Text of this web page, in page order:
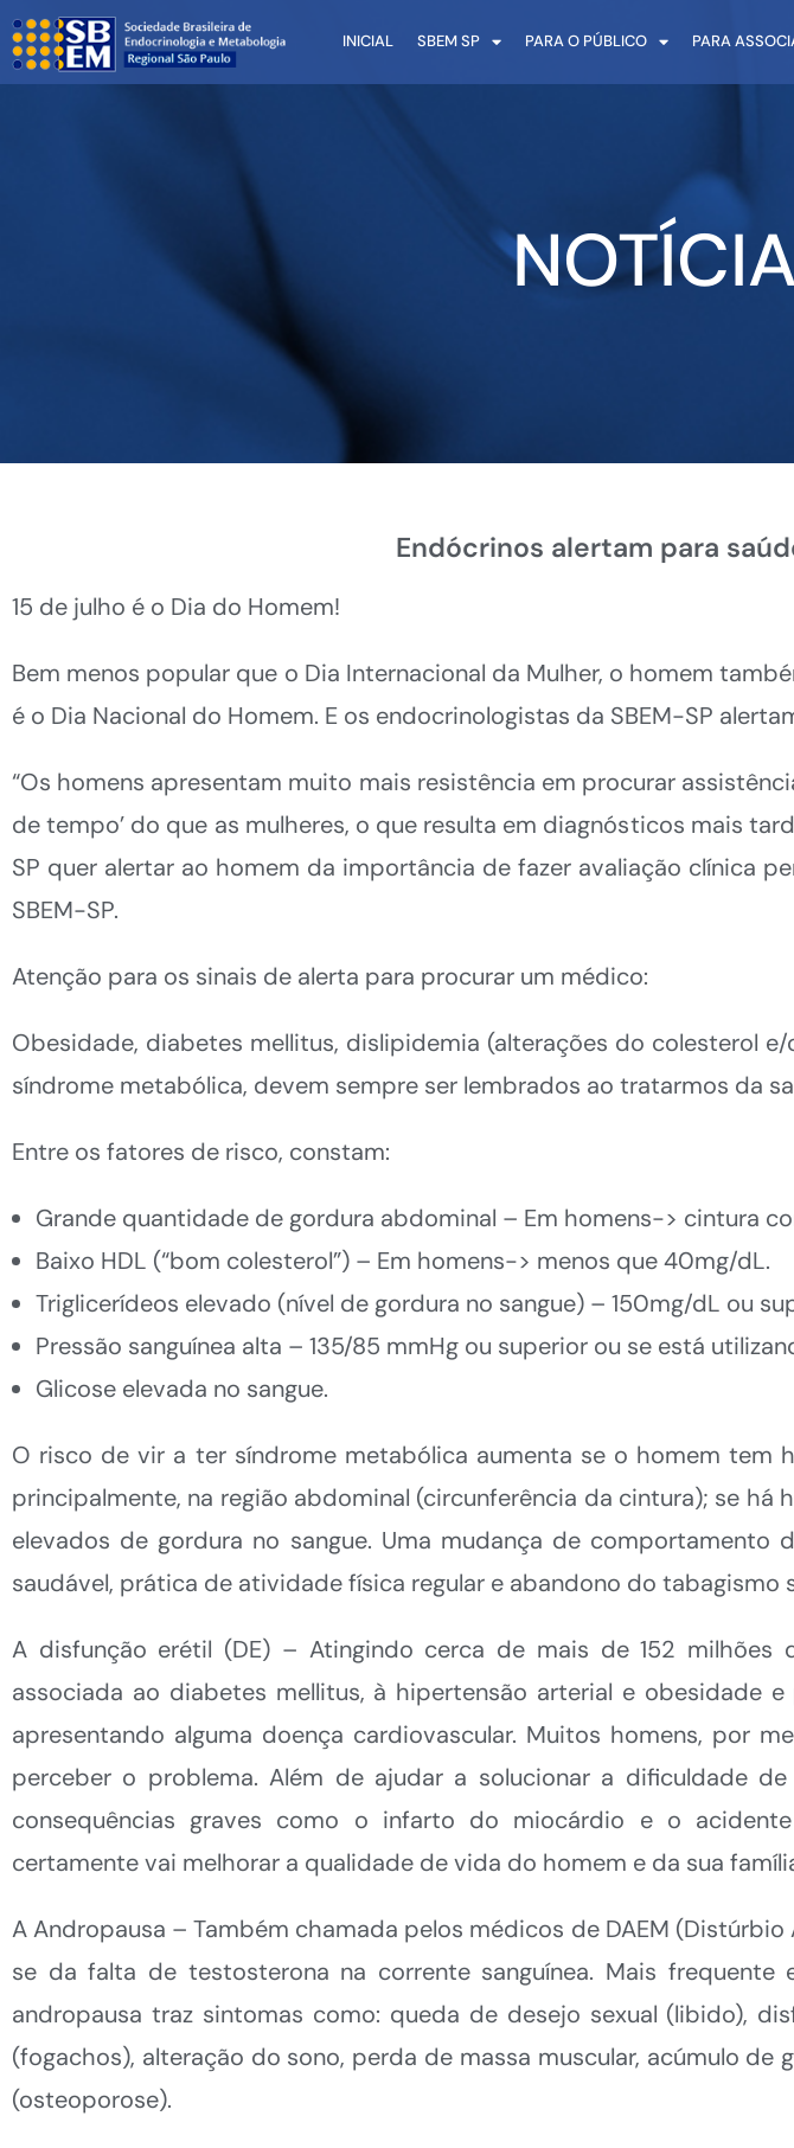
INICIAL SBEM SP PARA O PÚBLICO PARA
Endócrinos alertam para
15 de julho é o Dia do Homem!
Bem menos popular que o Dia Internacional da Mulher, o homem
é o Dia Nacional do Homem. E os endocrinologistas da SBEM-SP
“Os homens apresentam muito mais resistência em procurar
de tempo’ do que as mulheres, o que resulta em diagnósticos mais
SP quer alertar ao homem da importância de fazer avaliação clínica
SBEM-SP.
Atenção para os sinais de alerta para procurar um médico:
Obesidade, diabetes mellitus, dislipidemia (alterações do colesterol
síndrome metabólica, devem sempre ser lembrados ao tratarmos da
Entre os fatores de risco, constam:
Grande quantidade de gordura abdominal – Em homens-> cintura
Baixo HDL (“bom colesterol”) – Em homens-> menos que 40mg/dL.
Triglicerídeos elevado (nível de gordura no sangue) – 150mg/dL ou
Pressão sanguínea alta – 135/85 mmHg ou superior ou se está
Glicose elevada no sangue.
O risco de vir a ter síndrome metabólica aumenta se o homem tem
principalmente, na região abdominal (circunferência da cintura); se há
elevados de gordura no sangue. Uma mudança de
saudável, prática de atividade física regular e abandono do tabagismo
A disfunção erétil (DE) – Atingindo cerca de mais de 152
associada ao diabetes mellitus, à hipertensão arterial e obesidade
apresentando alguma doença cardiovascular. Muitos homens, por
perceber o problema. Além de ajudar a solucionar a dificuldade
consequências graves como o infarto do miocárdio e o acidente
certamente vai melhorar a qualidade de vida do homem e da sua
A Andropausa – Também chamada pelos médicos de DAEM
se da falta de testosterona na corrente sanguínea. Mais
andropausa traz sintomas como: queda de desejo sexual (libido),
(fogachos), alteração do sono, perda de massa muscular, acúmulo de
(osteoporose).